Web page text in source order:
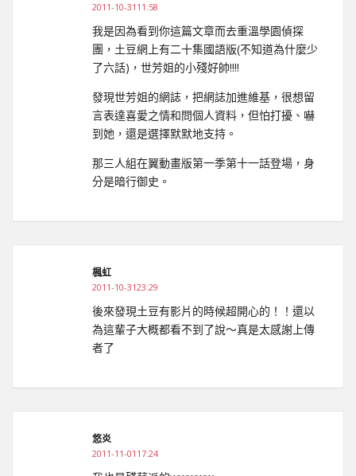
2011-10-3111:58
我是因為看到你這篇文章而去重溫學園偵探
團，土豆網上有二十集國語版(不知道為什麼少
了六話)，世芳姐的小殘好帥!!!!
發現世芳姐的網誌，把網誌加進維基，很想留
言表達喜愛之情和問個人資料，但怕打擾、嚇
到她，還是選擇默默地支持。
那三人組在翼動畫版第一季第十一話登場，身
分是暗行御史。
楓虹
2011-10-3123:29
後來發現土豆有影片的時候超開心的！！還以
為這輩子大概都看不到了說～真是太感謝上傳
者了
悠炎
2011-11-0117:24